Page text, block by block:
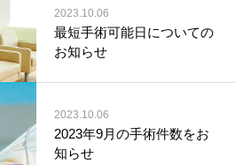
2023.10.06
最短手術可能日についての
お知らせ
2023.10.06
2023年9月の手術件数をお
知らせ